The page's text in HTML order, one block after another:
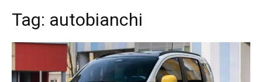
Tag: autobianchi